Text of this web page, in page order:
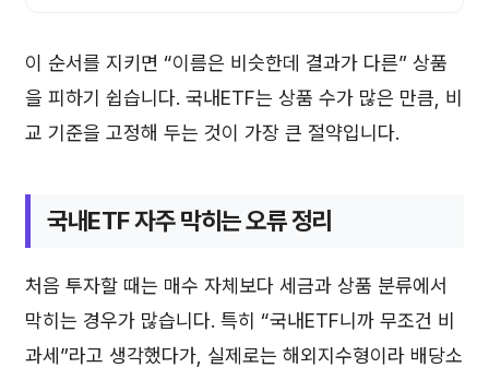
이 순서를 지키면 “이름은 비슷한데 결과가 다른” 상품
을 피하기 쉽습니다. 국내ETF는 상품 수가 많은 만큼, 비
교 기준을 고정해 두는 것이 가장 큰 절약입니다.
국내ETF 자주 막히는 오류 정리
처음 투자할 때는 매수 자체보다 세금과 상품 분류에서
막히는 경우가 많습니다. 특히 “국내ETF니까 무조건 비
과세”라고 생각했다가, 실제로는 해외지수형이라 배당소